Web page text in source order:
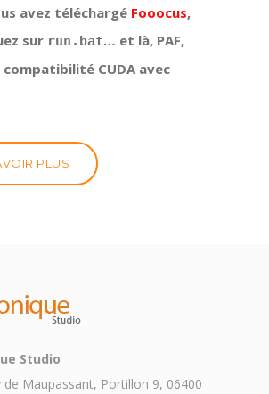
avez téléchargé Fooocus,
sur run.bat… et là, PAF,
CUDA avec
PLUS
Studio
de Maupassant, Portillon 9, 06400